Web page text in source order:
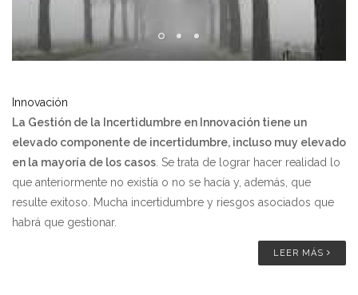
Innovación
La Gestión de la Incertidumbre en Innovación tiene un
elevado componente de incertidumbre, incluso muy elevado
en la mayoría de los casos . Se trata de lograr hacer realidad lo
que anteriormente no existía o no se hacía y, además, que
resulte exitoso. Mucha incertidumbre y riesgos asociados que
habrá que gestionar.
LEER MÁS